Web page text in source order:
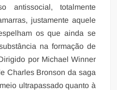
antissocial, totalmente
justamente aquele
os que ainda se
na formação de
por Michael Winner
Charles Bronson da saga
ultrapassado quanto à